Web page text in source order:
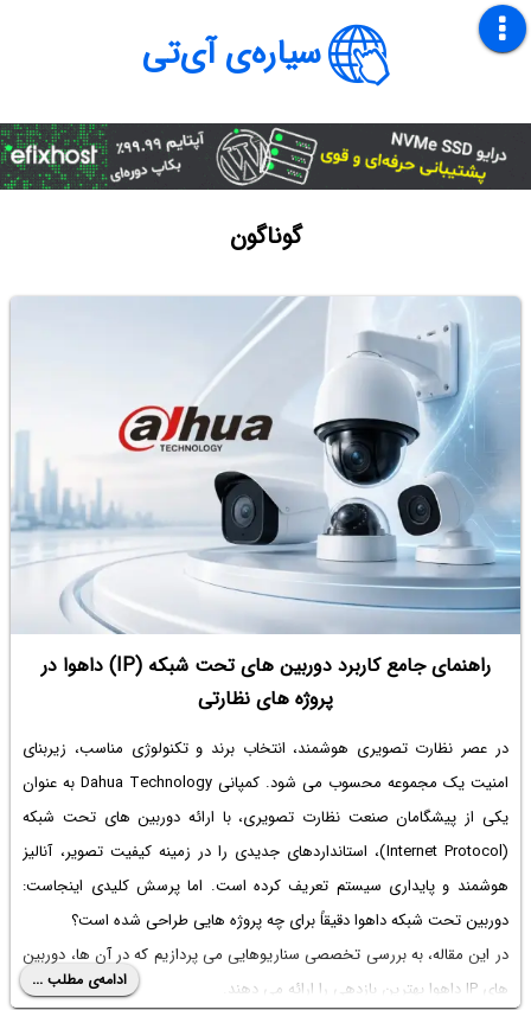
سیاره‌ی آی‌تی
گوناگون
راهنمای جامع کاربرد دوربین های تحت شبکه (IP) داهوا در
پروژه های نظارتی
در عصر نظارت تصویری هوشمند، انتخاب برند و تکنولوژی مناسب، زیربنای
امنیت یک مجموعه محسوب می شود. کمپانی Dahua Technology به عنوان
یکی از پیشگامان صنعت نظارت تصویری، با ارائه دوربین های تحت شبکه
(Internet Protocol)، استانداردهای جدیدی را در زمینه کیفیت تصویر، آنالیز
هوشمند و پایداری سیستم تعریف کرده است. اما پرسش کلیدی اینجاست:
دوربین تحت شبکه داهوا دقیقاً برای چه پروژه هایی طراحی شده است؟
در این مقاله، به بررسی تخصصی سناریوهایی می پردازیم که در آن ها، دوربین
های IP داهوا بهترین بازدهی را ارائه می دهند.
ادامه‌ی مطلب ...